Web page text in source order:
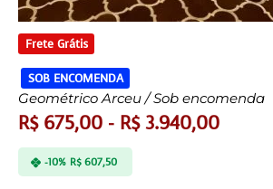
Frete Grátis
SOB ENCOMENDA
Geométrico Arceu / Sob encomenda
R$675,00 - R$3.940,00
-10% R$607,50